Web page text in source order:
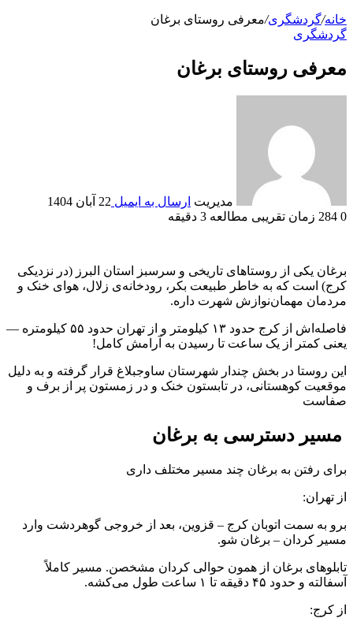
خانه/گردشگری/معرفی روستای برغان
گردشگری
معرفی روستای برغان
مدیریت ارسال به ایمیل 22 آبان 1404
0
زمان تقریبی مطالعه 3 دقیقه
برغان یکی از روستاهای تاریخی و سرسبز استان البرز (در نزدیکی
کرج) است که به خاطر طبیعت بکر، رودخانه‌ی زلال، هوای خنک و
مردمان مهمان‌نوازش شهرت داره.
فاصله‌اش از کرج حدود ۱۳ کیلومتر و از تهران حدود ۵۵ کیلومتره —
یعنی کمتر از یک ساعت تا رسیدن به آرامش کامل!
این روستا در بخش چندار شهرستان ساوجبلاغ قرار گرفته و به دلیل
موقعیت کوهستانی، در تابستون خنک و در زمستون پر از برف و
صفاست
مسیر دسترسی به برغان
برای رفتن به برغان چند مسیر مختلف داری
از تهران:
برو به سمت اتوبان کرج – قزوین، بعد از خروجی گوهردشت وارد
مسیر کردان – برغان شو.
تابلوهای برغان از همون حوالی کردان مشخصن. مسیر کاملاً
آسفالته و حدود ۴۵ دقیقه تا ۱ ساعت طول می‌کشه.
از کرج: